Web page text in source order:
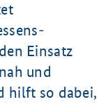
Einsatz
und
hilft so dabei,